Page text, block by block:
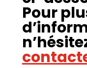
Pour